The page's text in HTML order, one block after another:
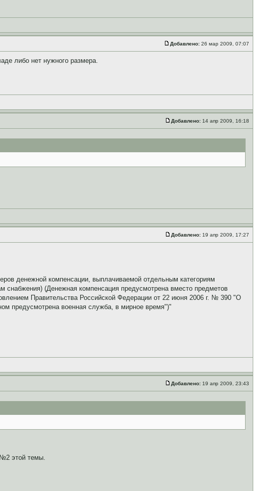
Добавлено: 26 мар 2009, 07:07
либо нет нужного размера.
Добавлено: 14 апр 2009, 16:18
Добавлено: 19 апр 2009, 17:27
денежной компенсации, выплачиваемой отдельным категориям
(Денежная компенсация предусмотрена вместо предметов
Правительства Российской Федерации от 22 июня 2006 г. № 390 "О
предусмотрена военная служба, в мирное время")"
Добавлено: 19 апр 2009, 23:43
этой темы.